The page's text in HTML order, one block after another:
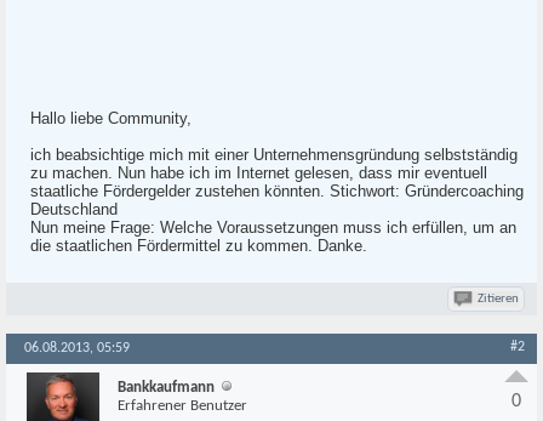
Hallo liebe Community,
ich beabsichtige mich mit einer Unternehmensgründung selbstständig
zu machen. Nun habe ich im Internet gelesen, dass mir eventuell
staatliche Fördergelder zustehen könnten. Stichwort: Gründercoaching
Deutschland
Nun meine Frage: Welche Voraussetzungen muss ich erfüllen, um an
die staatlichen Fördermittel zu kommen. Danke.
Zitieren
06.08.2013, 05:59 #2
Bankkaufmann
Erfahrener Benutzer
0